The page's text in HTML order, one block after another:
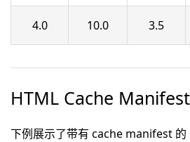
4.0 10.0 3.5
HTML Cache
下例展示了带有 cache manifest 的